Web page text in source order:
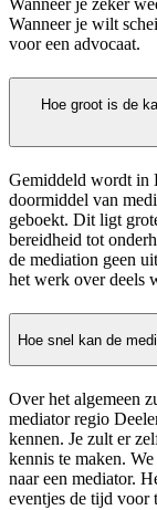
Wanneer je zeker
Wanneer je wilt
voor een advocaat.
Hoe groot is de
Gemiddeld wordt in
doormiddel van
geboekt. Dit ligt
bereidheid tot
de mediation geen
het werk over deels
Hoe snel kan de
Over het algemeen
mediator regio
kennen. Je zult er
kennis te maken.
naar een mediator.
eventjes de tijd voor